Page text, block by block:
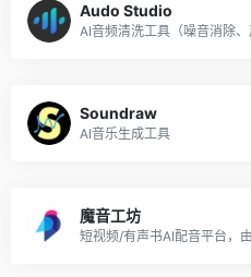
Audo Studio
AI音频清洗工具（噪音消除、
Soundraw
AI音乐生成工具
魔音工坊
短视频/有声书AI配音平台，